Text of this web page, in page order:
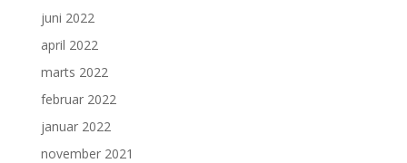
juni 2022
april 2022
marts 2022
februar 2022
januar 2022
november 2021